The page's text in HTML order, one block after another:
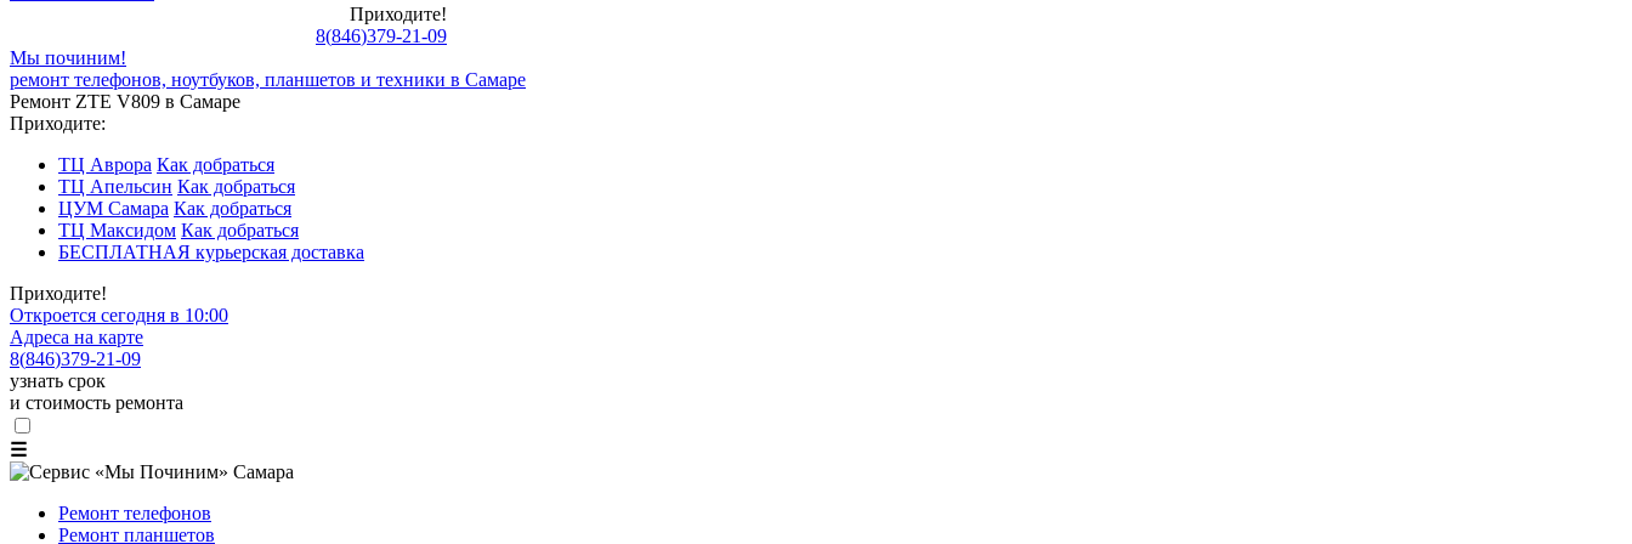
Приходите!
8(846)379-21-09
Мы починим!
ремонт телефонов, ноутбуков, планшетов и техники в Самаре
Ремонт ZTE V809 в Самаре
Приходите:
ТЦ Аврора Как добраться
ТЦ Апельсин Как добраться
ЦУМ Самара Как добраться
ТЦ Максидом Как добраться
БЕСПЛАТНАЯ курьерская доставка
Приходите!
Откроется сегодня в 10:00
Адреса на карте
8(846)379-21-09
узнать срок
и стоимость ремонта
☰
Ремонт телефонов
Ремонт планшетов